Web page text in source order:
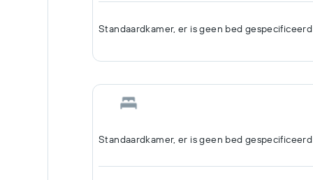
Standaardkamer, er is geen bed gespecificeerd
Standaardkamer, er is geen bed gespecificeerd